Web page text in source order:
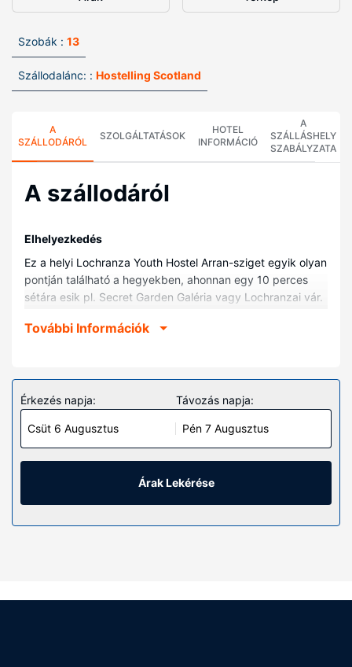
Szobák : 13
Szállodalánc: : Hostelling Scotland
A
SZÁLLODÁRÓL
SZOLGÁLTATÁSOK
HOTEL
INFORMÁCIÓ
A
SZÁLLÁSHELY
SZABÁLYZATA
A szállodáról
Elhelyezkedés
Ez a helyi Lochranza Youth Hostel Arran-sziget egyik olyan
pontján található a hegyekben, ahonnan egy 10 perces
sétára esik pl. Secret Garden Galéria vagy Lochranzai vár.
whiskylepárló, ill. 1,1 km-re Isle of Arran Lepárló
Ezen a szálláshelyen igazán otthon érezheti majd magát
a(z) 13 szoba egyikében. Ha szeretné ételeit magának
elkészíteni, akkor azt megteheti a szálláshelyen lévő
közösen használatos konyhában. Valamennyi
fürdőszobában van zuhanyzó.
Az ingatlanhoz tartozó felszereltség
létesítmények közé tartozik ingyenes wifihozzáférés,
További Információk
Érkezés napja:
Csüt 6 Augusztus
Távozás napja:
Pén 7 Augusztus
Árak Lekérése